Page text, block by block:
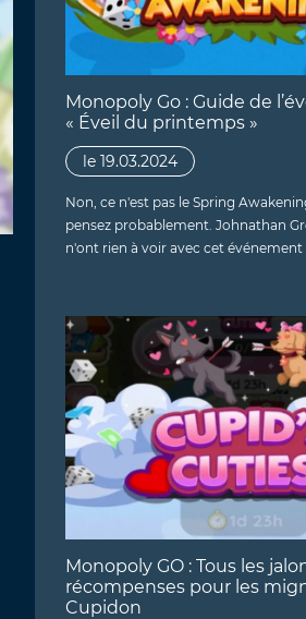
Monopoly Go : Guide de
« Éveil du printemps »
le 19.03.2024
Non, ce n'est pas le Spring
pensez probablement. Johnathan
n'ont rien à voir avec cet événement
Monopoly GO : Tous les
récompenses pour les
Cupidon